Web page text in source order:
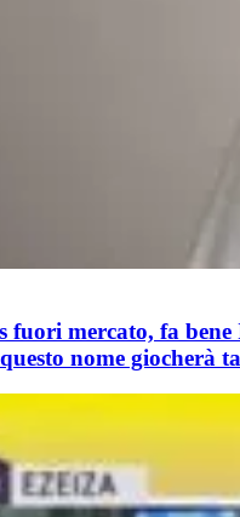
fuori mercato, fa bene
nome giocherà